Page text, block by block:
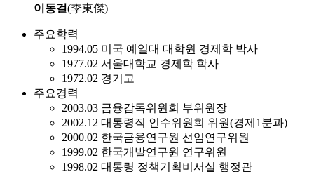
이동걸(李東傑)
주요학력
1994.05 미국 예일대 대학원 경제학 박사
1977.02 서울대학교 경제학 학사
1972.02 경기고
주요경력
2003.03 금융감독위원회 부위원장
2002.12 대통령직 인수위원회 위원(경제1분과)
2000.02 한국금융연구원 선임연구위원
1999.02 한국개발연구원 연구위원
1998.02 대통령 정책기획비서실 행정관